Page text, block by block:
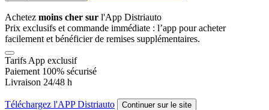
Achetez moins cher sur l'App Distriauto
Prix exclusifs et commande immédiate : l’app pour acheter
facilement et bénéficier de remises supplémentaires.
Tarifs App exclusif
Paiement 100% sécurisé
Livraison 24/48 h
Téléchargez l'APP Distriauto Continuer sur le site